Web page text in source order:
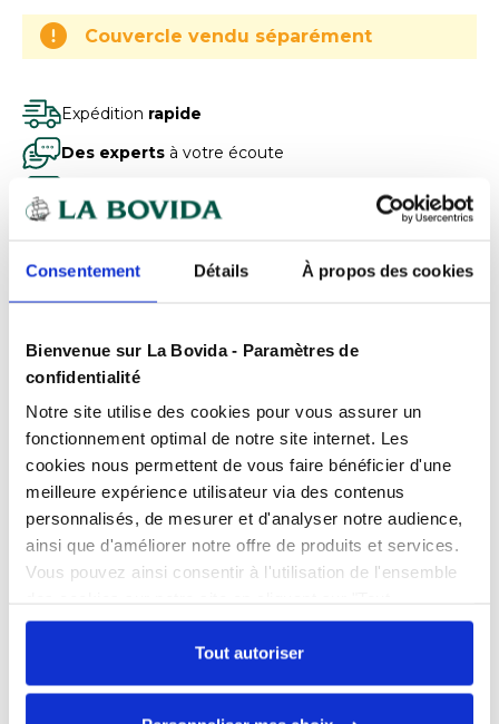
Consentement Détails À propos des cookies
Bienvenue sur La Bovida - Paramètres de
confidentialité
Notre site utilise des cookies pour vous assurer un
fonctionnement optimal de notre site internet. Les
cookies nous permettent de vous faire bénéficier d'une
meilleure expérience utilisateur via des contenus
personnalisés, de mesurer et d'analyser notre audience,
ainsi que d'améliorer notre offre de produits et services.
Vous pouvez ainsi consentir à l'utilisation de l'ensemble
autoriser". Cependant, si vous ne souhaitez autoriser que
certains types de cookies, veuillez cliquer sur
"Personnaliser mes choix".
Tout autoriser
Couvercle vendu séparément
Expédition rapide
Des experts à votre écoute
Métiers de bouche, vente à emporter...
Unité : Carton de 50
Couvercle vendu séparément
Retrouvez le couvercle vendu
séparément dans l'onglet produits
complémentaires
Caractéristiques
Contenance 2250 ml
Matière RPET
Produits complémentaires
saladier 2,25 L - par 50
Prix public affiché
Documents téléchargeables
Échangez par écrit